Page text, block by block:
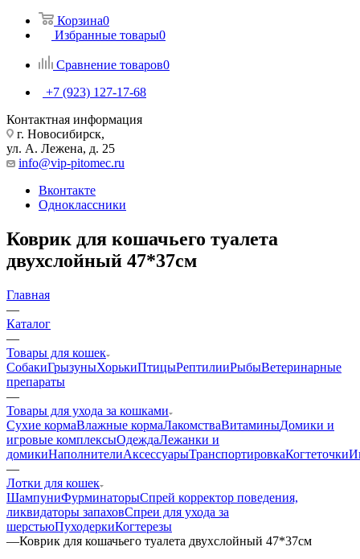
Корзина0
Избранные товары0
Сравнение товаров0
+7 (923) 127-17-68
Контактная информация
г. Новосибирск,
ул. А. Лежена, д. 25
info@vip-pitomec.ru
Вконтакте
Одноклассники
Коврик для кошачьего туалета
двухслойный 47*37см
Главная
—
Каталог
—
Товары для кошек
СобакиГрызуныХорькиПтицыРептилииРыбыВетеринарные
препараты
—
Товары для ухода за кошками
Сухие кормаВлажные кормаЛакомстваВитаминыДомики и
игровые комплексыОдеждаЛежанки и
домикиНаполнителиАксессуарыТранспортировкаКогтеточки
—
Лотки для кошек
ШампуниФурминаторыСпрей корректор поведения,
ликвидаторы запаховСпреи для ухода за
шерстьюПуходеркиКогтерезы
—Коврик для кошачьего туалета двухслойный 47*37см